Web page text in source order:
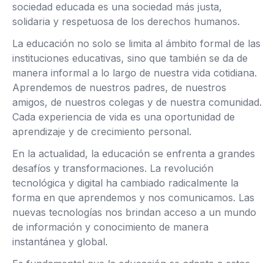
sociedad educada es una sociedad más justa,
solidaria y respetuosa de los derechos humanos.
La educación no solo se limita al ámbito formal de las
instituciones educativas, sino que también se da de
manera informal a lo largo de nuestra vida cotidiana.
Aprendemos de nuestros padres, de nuestros
amigos, de nuestros colegas y de nuestra comunidad.
Cada experiencia de vida es una oportunidad de
aprendizaje y de crecimiento personal.
En la actualidad, la educación se enfrenta a grandes
desafíos y transformaciones. La revolución
tecnológica y digital ha cambiado radicalmente la
forma en que aprendemos y nos comunicamos. Las
nuevas tecnologías nos brindan acceso a un mundo
de información y conocimiento de manera
instantánea y global.